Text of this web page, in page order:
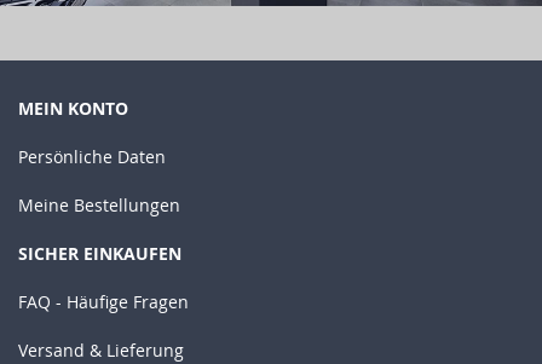
MEIN KONTO
Persönliche Daten
Meine Bestellungen
SICHER EINKAUFEN
FAQ - Häufige Fragen
Versand & Lieferung